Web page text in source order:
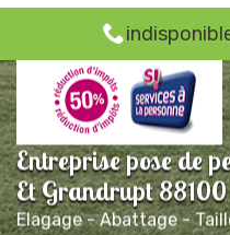
Entreprise pose de
Et Grandrupt 88100
Elagage - Abattage -